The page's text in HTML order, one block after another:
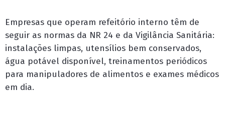
Empresas que operam refeitório interno têm de
seguir as normas da NR 24 e da Vigilância Sanitária:
instalações limpas, utensílios bem conservados,
água potável disponível, treinamentos periódicos
para manipuladores de alimentos e exames médicos
em dia.